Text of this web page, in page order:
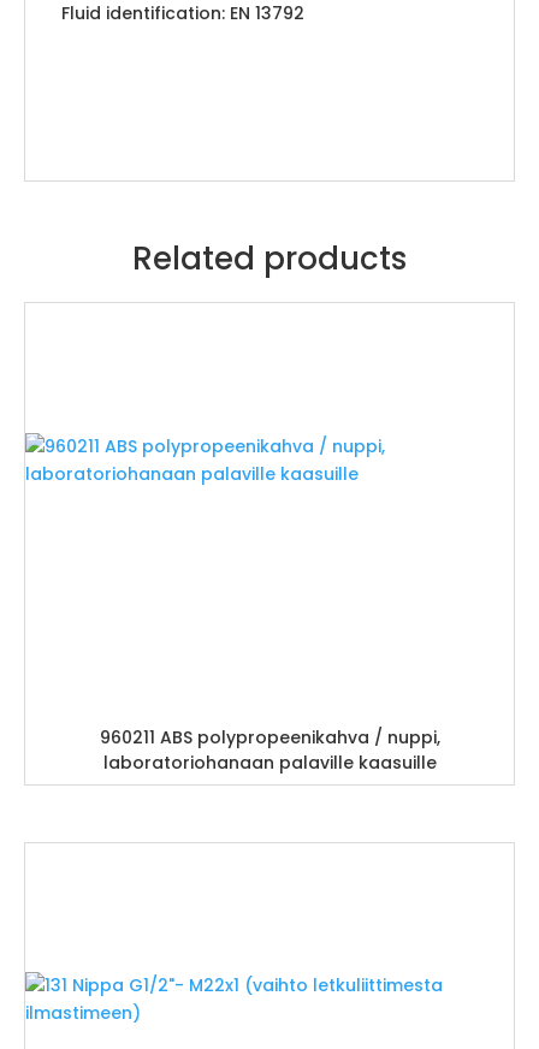
Fluid identification: EN 13792
Related products
960211 ABS polypropeenikahva / nuppi,
laboratoriohanaan palaville kaasuille